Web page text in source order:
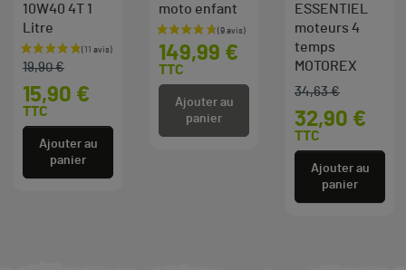
10W40 4T 1
Litre
Prix de base
19,90 €
Prix
15,90 €
TTC
Ajouter au
panier
moto enfant
Prix
149,99 €
TTC
Ajouter au
panier
ESSENTIEL
moteurs 4
temps
MOTOREX
Prix de base
34,63 €
Prix
32,90 €
TTC
Ajouter au
panier